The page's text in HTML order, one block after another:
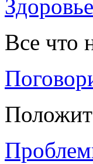
Все что